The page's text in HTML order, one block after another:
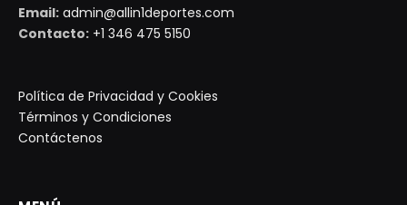
Email: admin@allin1deportes.com
Contacto: +1 346 475 5150
Política de Privacidad y Cookies
Términos y Condiciones
Contáctenos